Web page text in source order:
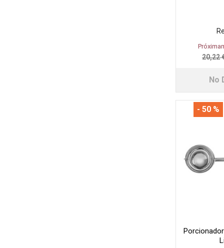
20,22
No
- 50 %